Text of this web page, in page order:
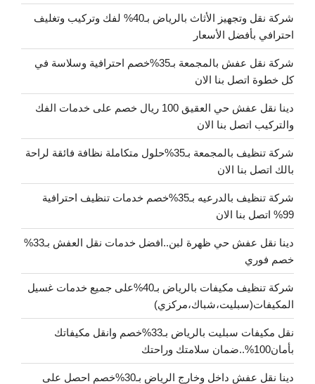
شركة نقل وتجهيز الأثاث بالرياض بـ40% لفك وتركيب وتغليف
احترافي بأفضل الأسعار
شركة نقل عفش بالمجمعة بـ35%خصم احترافية وسلاسة في
كل خطوة اتصل بنا الان
دينا نقل عفش حي العقيق 100 ريال خصم على خدمات الفك
والتركيب اتصل بنا الان
شركة تنظيف بالمجمعة بـ35%حلول متكاملة نظافة فائقة لراحة
بالك اتصل بنا الان
شركة تنظيف بالدرعيه بـ35%خصم خدمات تنظيف احترافية
99% اتصل بنا الان
دينا نقل عفش حي ظهرة لبن..افضل خدمات نقل العفش بـ33%
خصم فوري
شركة تنظيف مكيفات بالرياض بـ40%على جميع خدمات غسيل
المكيفات(سبليت،شباك،مركزي)
نقل مكيفات سبليت بالرياض بـ33%خصم وانقل مكيفاتك
بأمان100%..ضمان سلامتك وراحتك
دينا نقل عفش داخل وخارج الرياض بـ30%خصم احصل على